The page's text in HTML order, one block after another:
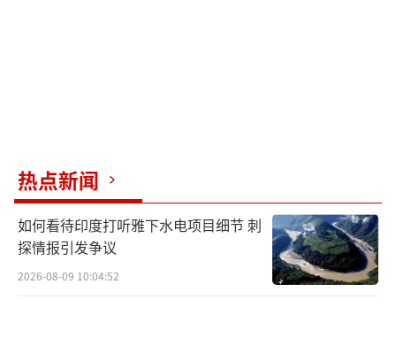
热点新闻
如何看待印度打听雅下水电项目细节 刺
探情报引发争议
2026-08-09 10:04:52